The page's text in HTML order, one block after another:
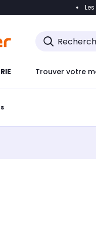
Accéder
Trouver votre